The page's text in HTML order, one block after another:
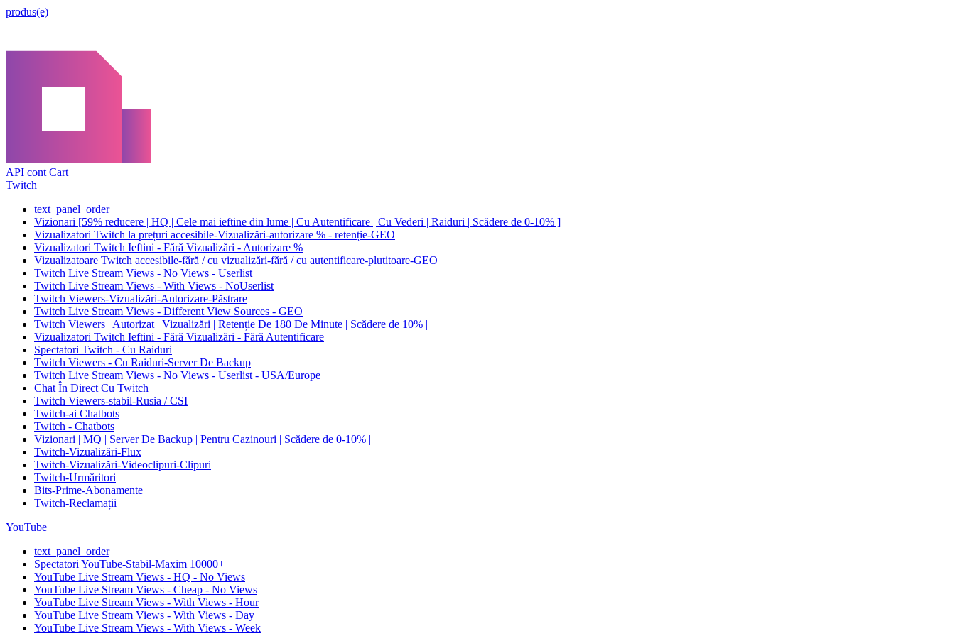
produs(e)
API cont Cart
Twitch
text_panel_order
Vizionari [59% reducere | HQ | Cele mai ieftine din lume | Cu Autentificare | Cu Vederi | Raiduri | Scădere de 0-10% ]
Vizualizatori Twitch la prețuri accesibile-Vizualizări-autorizare % - retenție-GEO
Vizualizatori Twitch Ieftini - Fără Vizualizări - Autorizare %
Vizualizatoare Twitch accesibile-fără / cu vizualizări-fără / cu autentificare-plutitoare-GEO
Twitch Live Stream Views - No Views - Userlist
Twitch Live Stream Views - With Views - NoUserlist
Twitch Viewers-Vizualizări-Autorizare-Păstrare
Twitch Live Stream Views - Different View Sources - GEO
Twitch Viewers | Autorizat | Vizualizări | Retenție De 180 De Minute | Scădere de 10% |
Vizualizatori Twitch Ieftini - Fără Vizualizări - Fără Autentificare
Spectatori Twitch - Cu Raiduri
Twitch Viewers - Cu Raiduri-Server De Backup
Twitch Live Stream Views - No Views - Userlist - USA/Europe
Chat În Direct Cu Twitch
Twitch Viewers-stabil-Rusia / CSI
Twitch-ai Chatbots
Twitch - Chatbots
Vizionari | MQ | Server De Backup | Pentru Cazinouri | Scădere de 0-10% |
Twitch-Vizualizări-Flux
Twitch-Vizualizări-Videoclipuri-Clipuri
Twitch-Urmăritori
Bits-Prime-Abonamente
Twitch-Reclamații
YouTube
text_panel_order
Spectatori YouTube-Stabil-Maxim 10000+
YouTube Live Stream Views - HQ - No Views
YouTube Live Stream Views - Cheap - No Views
YouTube Live Stream Views - With Views - Hour
YouTube Live Stream Views - With Views - Day
YouTube Live Stream Views - With Views - Week